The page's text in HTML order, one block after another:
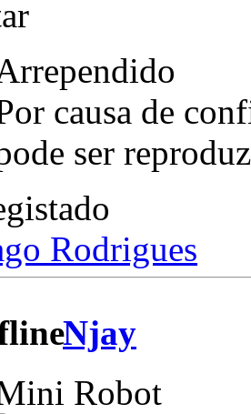
causa de
ser
Rodrigues
Njay
Robot